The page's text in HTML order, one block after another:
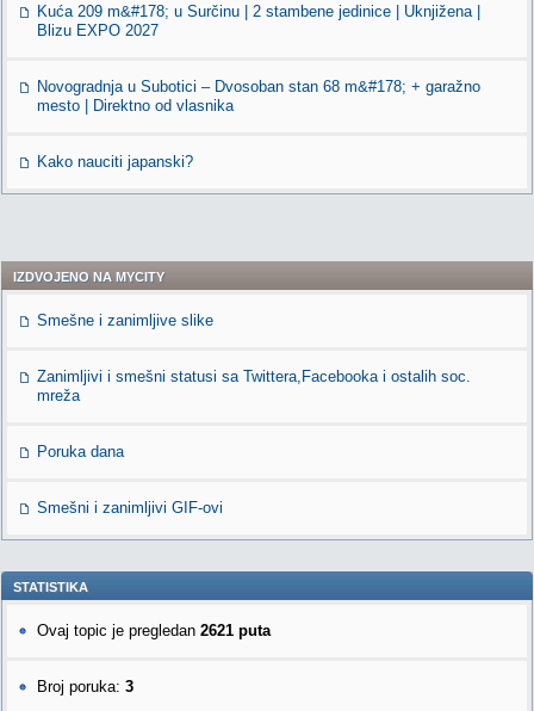
Kuća 209 m&#178; u Surčinu | 2 stambene jedinice | Uknjižena |
Blizu EXPO 2027
Novogradnja u Subotici – Dvosoban stan 68 m&#178; + garažno
mesto | Direktno od vlasnika
Kako nauciti japanski?
IZDVOJENO NA MYCITY
Smešne i zanimljive slike
Zanimljivi i smešni statusi sa Twittera,Facebooka i ostalih soc.
mreža
Poruka dana
Smešni i zanimljivi GIF-ovi
STATISTIKA
Ovaj topic je pregledan 2621 puta
Broj poruka: 3